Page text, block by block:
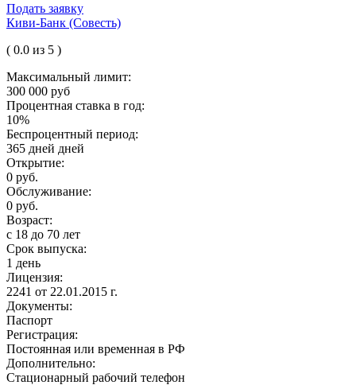
Подать заявку
Киви-Банк (Совесть)
( 0.0 из 5 )
Максимальный лимит:
300 000 руб
Процентная ставка в год:
10%
Беспроцентный период:
365 дней дней
Открытие:
0 руб.
Обслуживание:
0 руб.
Возраст:
с 18 до 70 лет
Срок выпуска:
1 день
Лицензия:
2241 от 22.01.2015 г.
Документы:
Паспорт
Регистрация:
Постоянная или временная в РФ
Дополнительно:
Стационарный рабочий телефон